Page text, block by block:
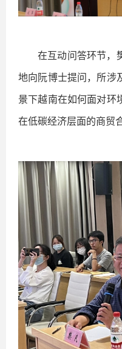
在互动问答环节，
地向阮博士提问，所涉
景下越南在如何面对环
在低碳经济层面的商贸